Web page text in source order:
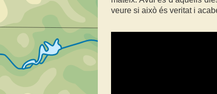
veure si això és veritat i